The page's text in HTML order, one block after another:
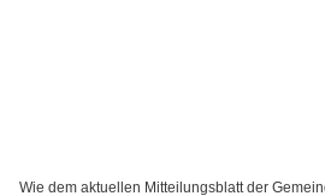
Wie dem aktuellen Mitteilungsblatt der